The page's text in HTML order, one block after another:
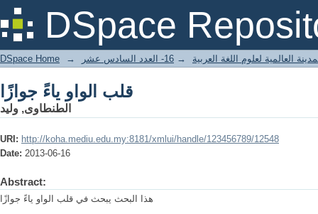
DSpace
قلب الواو ياءً جوازًا
DSpace Home → العالمية لعلوم اللغة العربية → 16- العدد السادس عشر
قلب الواو ياءً جوازًا
الطنطاوى, وليد
URI: http://koha.mediu.edu.my:8181/xmlui/handle/123456789/12548
Date: 2013-06-16
Abstract:
هذا البحث يبحث في قلب الواو ياءً جوازًا